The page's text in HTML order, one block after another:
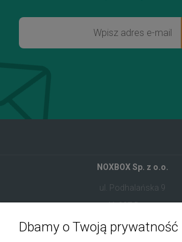
NOXBOX Sp. z o.o.
ul. Podhalańska 9
41-907 Bytom
+48 534 555 344
Dbamy o Twoją prywatność